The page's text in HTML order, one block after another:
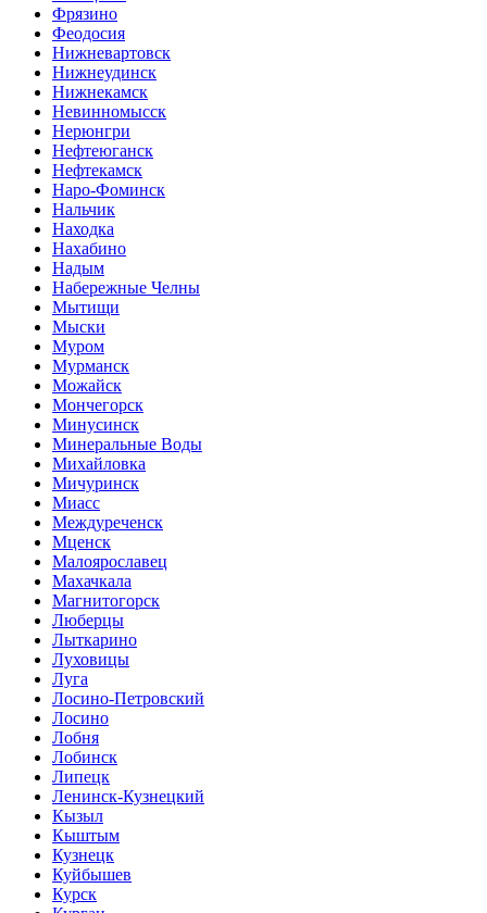
Фрязино
Феодосия
Нижневартовск
Нижнеудинск
Нижнекамск
Невинномысск
Нерюнгри
Нефтеюганск
Нефтекамск
Наро-Фоминск
Нальчик
Находка
Нахабино
Надым
Набережные Челны
Мытищи
Мыски
Муром
Мурманск
Можайск
Мончегорск
Минусинск
Минеральные Воды
Михайловка
Мичуринск
Миасс
Междуреченск
Мценск
Малоярославец
Махачкала
Магнитогорск
Люберцы
Лыткарино
Луховицы
Луга
Лосино-Петровский
Лосино
Лобня
Лобинск
Липецк
Ленинск-Кузнецкий
Кызыл
Кыштым
Кузнецк
Куйбышев
Курск